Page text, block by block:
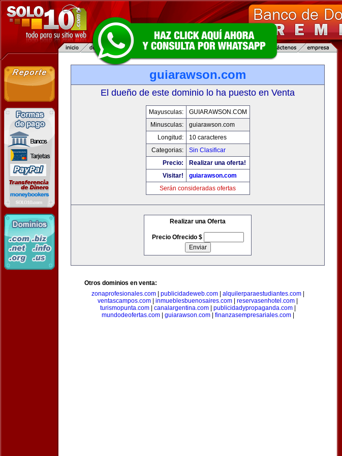
guiarawson.com
El dueño de este dominio lo ha puesto en Venta
Mayusculas:
GUIARAWSON.COM
Minusculas:
guiarawson.com
Longitud:
10 caracteres
Categorias:
Sin Clasificar
Precio:
Realizar una oferta!
Visitar!
guiarawson.com
Serán consideradas ofertas
Realizar una Oferta
Precio Ofrecido $
Otros dominios en venta:
zonaprofesionales.com| publicidadeweb.com| alquilerparaestudiantes.com|
ventascampos.com
inmueblesbuenosaires.com reservasenhotel.com
turismopunta.com| canalargentina.com| publicidadypropaganda.com|
mundodeofertas.com| guiarawson.com| finanzasempresariales.com|